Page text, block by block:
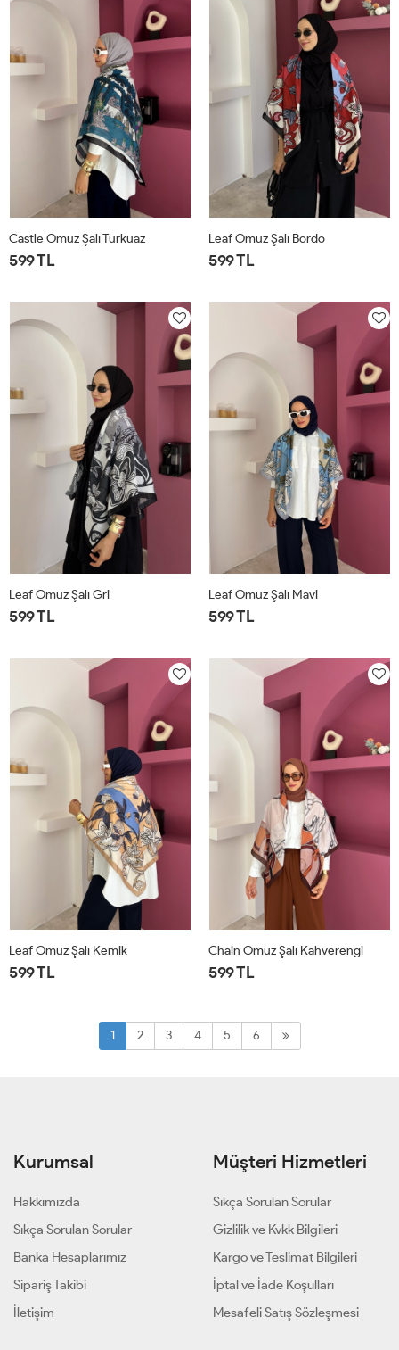
Castle Omuz Şalı Turkuaz
599 TL
Leaf Omuz Şalı Bordo
599 TL
Leaf Omuz Şalı Gri
599 TL
Leaf Omuz Şalı Mavi
599 TL
Leaf Omuz Şalı Kemik
599 TL
Chain Omuz Şalı Kahverengi
599 TL
1 2 3 4 5 6
Kurumsal
Hakkımızda
Sıkça Sorulan Sorular
Banka Hesaplarımız
Sipariş Takibi
İletişim
Müşteri Hizmetleri
Sıkça Sorulan Sorular
Gizlilik ve Kvkk Bilgileri
Kargo ve Teslimat Bilgileri
İptal ve İade Koşulları
Mesafeli Satış Sözleşmesi